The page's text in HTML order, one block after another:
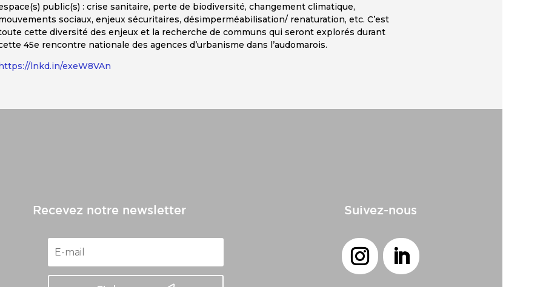
public(s) : crise sanitaire, perte de biodiversité, changement climatique,
sociaux, enjeux sécuritaires, désimperméabilisation/ renaturation, etc. C’est
cette diversité des enjeux et la recherche de communs qui seront explorés durant
45e rencontre nationale des agences d’urbanisme dans l’audomarois.
lnkd.in/exeW8VAn
Recevez notre newsletter Suivez-nous